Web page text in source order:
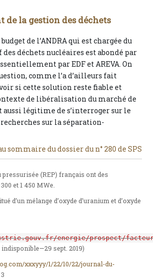
de la gestion des déchets
de l’ANDRA qui est chargée du
déchets nucléaires est abondé par
par EDF et AREVA. On
comme l’a d’ailleurs fait
si cette solution reste fiable et
de libéralisation du marché de
aussi légitime de s’interroger sur le
sur la séparation-
sommaire du dossier du n° 280 de SPS
pressurisée (REP) français ont des
et 1 450 MWe.
d’un mélange d’oxyde d’uranium et d’oxyde
energie/prospect/
sept. 2019)
xxxyyy/1/22/10/22/journal-du-